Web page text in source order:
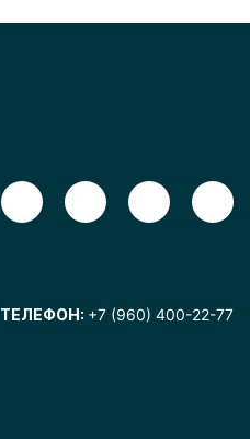
ТЕЛЕФОН: +7 (960) 400-22-77